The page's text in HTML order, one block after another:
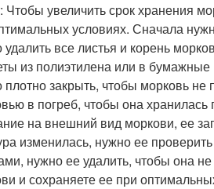
Чтобы увеличить срок хранения
условиях. Сначала
удалить все листья и корень
из полиэтилена или в
плотно закрыть, чтобы морковь
в погреб, чтобы она
на внешний вид моркови, ее
изменилась, нужно ее
нужно ее удалить, чтобы она
и сохраняете ее при